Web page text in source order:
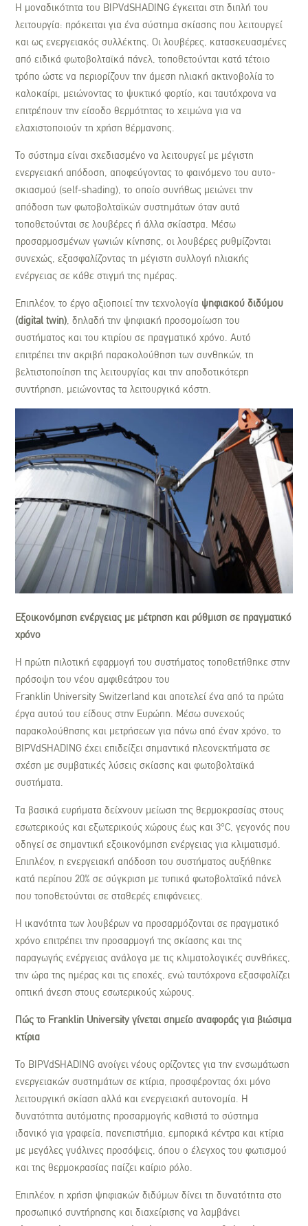
Η μοναδικότητα του BIPVdSHADING έγκειται στη διπλή του
λειτουργία: πρόκειται για ένα σύστημα σκίασης που λειτουργεί
και ως ενεργειακός συλλέκτης. Οι λουβέρες, κατασκευασμένες
από ειδικά φωτοβολταϊκά πάνελ, τοποθετούνται κατά τέτοιο
τρόπο ώστε να περιορίζουν την άμεση ηλιακή ακτινοβολία το
καλοκαίρι, μειώνοντας το ψυκτικό φορτίο, και ταυτόχρονα να
επιτρέπουν την είσοδο θερμότητας το χειμώνα για να
ελαχιστοποιούν τη χρήση θέρμανσης.
Το σύστημα είναι σχεδιασμένο να λειτουργεί με μέγιστη
ενεργειακή απόδοση, αποφεύγοντας το φαινόμενο του αυτο-
σκιασμού (self-shading), το οποίο συνήθως μειώνει την
απόδοση των φωτοβολταϊκών συστημάτων όταν αυτά
τοποθετούνται σε λουβέρες ή άλλα σκίαστρα. Μέσω
προσαρμοσμένων γωνιών κίνησης, οι λουβέρες ρυθμίζονται
συνεχώς, εξασφαλίζοντας τη μέγιστη συλλογή ηλιακής
ενέργειας σε κάθε στιγμή της ημέρας.
Επιπλέον, το έργο αξιοποιεί την τεχνολογία ψηφιακού διδύμου
(digital twin), δηλαδή την ψηφιακή προσομοίωση του
συστήματος και του κτιρίου σε πραγματικό χρόνο. Αυτό
επιτρέπει την ακριβή παρακολούθηση των συνθηκών, τη
βελτιστοποίηση της λειτουργίας και την αποδοτικότερη
συντήρηση, μειώνοντας τα λειτουργικά κόστη.
Εξοικονόμηση ενέργειας με μέτρηση και ρύθμιση σε πραγματικό
χρόνο
Η πρώτη πιλοτική εφαρμογή του συστήματος τοποθετήθηκε στην
πρόσοψη του νέου αμφιθεάτρου του
Franklin University Switzerland και αποτελεί ένα από τα πρώτα
έργα αυτού του είδους στην Ευρώπη. Μέσω συνεχούς
παρακολούθησης και μετρήσεων για πάνω από έναν χρόνο, το
BIPVdSHADING έχει επιδείξει σημαντικά πλεονεκτήματα σε
σχέση με συμβατικές λύσεις σκίασης και φωτοβολταϊκά
συστήματα.
Τα βασικά ευρήματα δείχνουν μείωση της θερμοκρασίας στους
εσωτερικούς και εξωτερικούς χώρους έως και 3°C, γεγονός που
οδηγεί σε σημαντική εξοικονόμηση ενέργειας για κλιματισμό.
Επιπλέον, η ενεργειακή απόδοση του συστήματος αυξήθηκε
κατά περίπου 20% σε σύγκριση με τυπικά φωτοβολταϊκά πάνελ
που τοποθετούνται σε σταθερές επιφάνειες.
Η ικανότητα των λουβέρων να προσαρμόζονται σε πραγματικό
χρόνο επιτρέπει την προσαρμογή της σκίασης και της
παραγωγής ενέργειας ανάλογα με τις κλιματολογικές συνθήκες,
την ώρα της ημέρας και τις εποχές, ενώ ταυτόχρονα εξασφαλίζει
οπτική άνεση στους εσωτερικούς χώρους.
Πώς το Franklin University γίνεται σημείο αναφοράς για βιώσιμα
κτίρια
Το BIPVdSHADING ανοίγει νέους ορίζοντες για την ενσωμάτωση
ενεργειακών συστημάτων σε κτίρια, προσφέροντας όχι μόνο
λειτουργική σκίαση αλλά και ενεργειακή αυτονομία. Η
δυνατότητα αυτόματης προσαρμογής καθιστά το σύστημα
ιδανικό για γραφεία, πανεπιστήμια, εμπορικά κέντρα και κτίρια
με μεγάλες γυάλινες προσόψεις, όπου ο έλεγχος του φωτισμού
και της θερμοκρασίας παίζει καίριο ρόλο.
Επιπλέον, η χρήση ψηφιακών διδύμων δίνει τη δυνατότητα στο
προσωπικό συντήρησης και διαχείρισης να λαμβάνει